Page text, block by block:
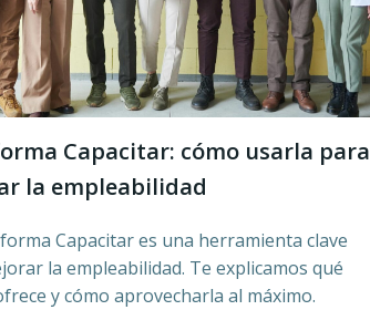
Capacitar: cómo usarla para
la empleabilidad
Capacitar es una herramienta clave
la empleabilidad. Te explicamos qué
y cómo aprovecharla al máximo.